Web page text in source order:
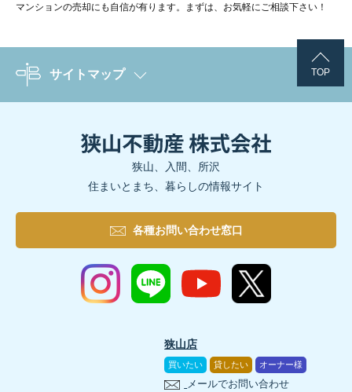
マンションの売却にも自信が有ります。まずは、お気軽にご相談下さい！
TOP
サイトマップ
狭山、入間、所沢
住まいとまち、暮らしの情報サイト
各種お問い合わせ窓口
狭山店
買いたい 貸したい オーナー様
メールでお問い合わせ